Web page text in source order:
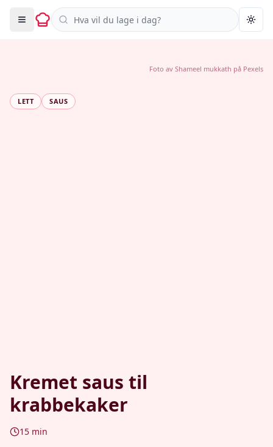
Søk i oppskrifter
LETT SAUS
Kremet saus til
krabbekaker
15 min
Foto av Shameel mukkath på Pexels